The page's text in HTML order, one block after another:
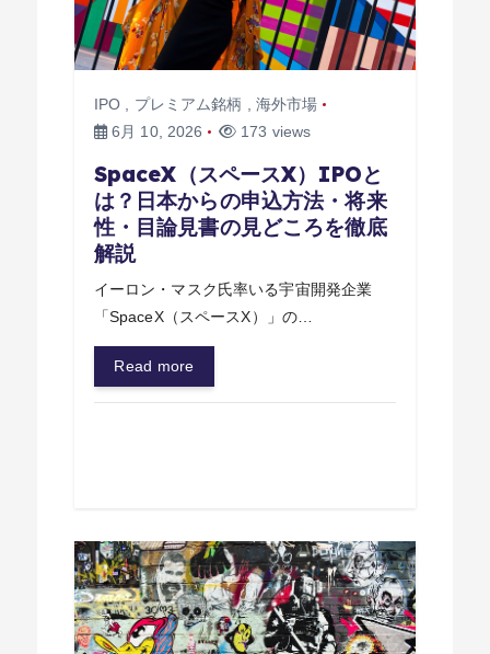
IPO プレミアム銘柄 ,海外市場
6月 10, 2026
173 views
SpaceX（スペースX）IPOと
は？日本からの申込方法・将来
性・目論見書の見どころを徹底
解説
イーロン・マスク氏率いる宇宙開発企業
「SpaceX（スペースX）」の…
Read more